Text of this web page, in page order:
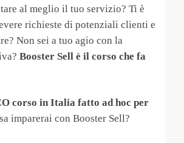
al meglio il tuo servizio? Ti è
richieste di potenziali clienti e
Non sei a tuo agio con la
Booster Sell è il corso che fa
corso in Italia fatto ad hoc per
imparerai con Booster Sell?